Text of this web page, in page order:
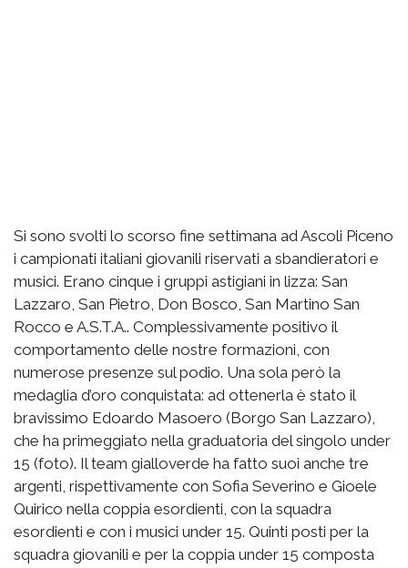
Si sono svolti lo scorso fine settimana ad Ascoli Piceno
i campionati italiani giovanili riservati a sbandieratori e
musici. Erano cinque i gruppi astigiani in lizza: San
Lazzaro, San Pietro, Don Bosco, San Martino San
Rocco e A.S.T.A.. Complessivamente positivo il
comportamento delle nostre formazioni, con
numerose presenze sul podio. Una sola però la
medaglia d’oro conquistata: ad ottenerla è stato il
bravissimo Edoardo Masoero (Borgo San Lazzaro),
che ha primeggiato nella graduatoria del singolo under
15 (foto). Il team gialloverde ha fatto suoi anche tre
argenti, rispettivamente con Sofia Severino e Gioele
Quirico nella coppia esordienti, con la squadra
esordienti e con i musici under 15. Quinti posti per la
squadra giovanili e per la coppia under 15 composta